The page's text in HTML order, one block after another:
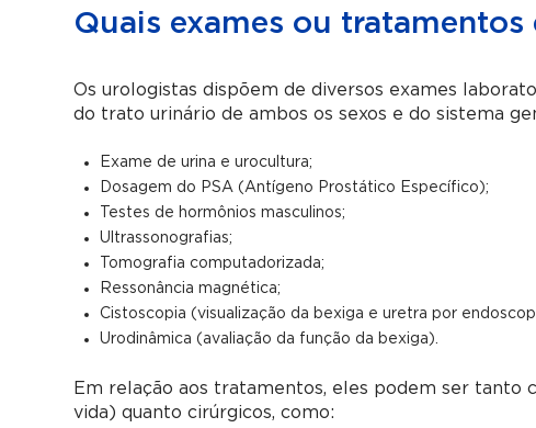
Quais exames ou
Os urologistas dispõem de diversos exames
do trato urinário de ambos os sexos e do sistema
Exame de urina e urocultura;
Dosagem do PSA (Antígeno Prostático Específico);
Testes de hormônios masculinos;
Ultrassonografias;
Tomografia computadorizada;
Ressonância magnética;
Cistoscopia (visualização da bexiga e uretra por
Urodinâmica (avaliação da função da bexiga).
Em relação aos tratamentos, eles podem ser tanto
vida) quanto cirúrgicos, como: